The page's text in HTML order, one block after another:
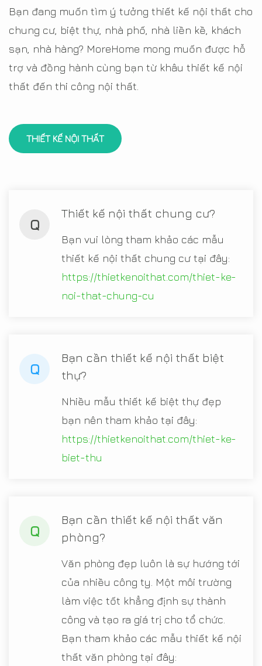
Bạn đang muốn tìm ý tưởng thiết kế nội thất cho
chung cư, biệt thự, nhà phố, nhà liền kề, khách
sạn, nhà hàng? MoreHome mong muốn được hỗ
trợ và đồng hành cùng bạn từ khâu thiết kế nội
thất đến thi công nội thất.
THIẾT KẾ NỘI THẤT
Q
Thiết kế nội thất chung cư?
Bạn vui lòng tham khảo các mẫu
thiết kế nội thất chung cư tại đây:
https://thietkenoithat.com/thiet-ke-
noi-that-chung-cu
Q
Bạn cần thiết kế nội thất biệt
thự?
Nhiều mẫu thiết kế biệt thự đẹp
bạn nên tham khảo tại đây:
https://thietkenoithat.com/thiet-ke-
biet-thu
Q
Bạn cần thiết kế nội thất văn
phòng?
Văn phòng đẹp luôn là sự hướng tới
của nhiều công ty. Một môi trường
làm việc tốt khẳng định sự thành
công và tạo ra giá trị cho tổ chức.
Bạn tham khảo các mẫu thiết kế nội
thất văn phòng tại đây: